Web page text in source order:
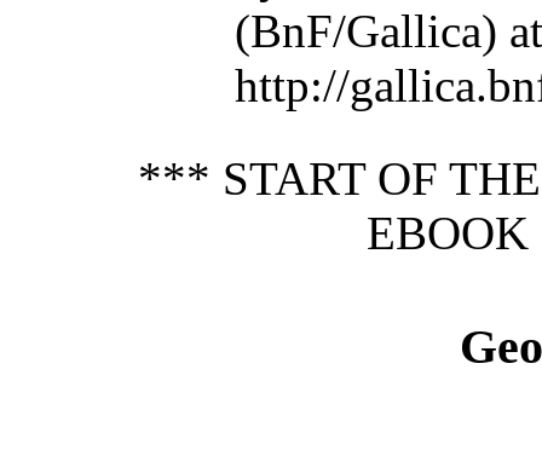
(BnF/Gallica) at
http://
*** START OF